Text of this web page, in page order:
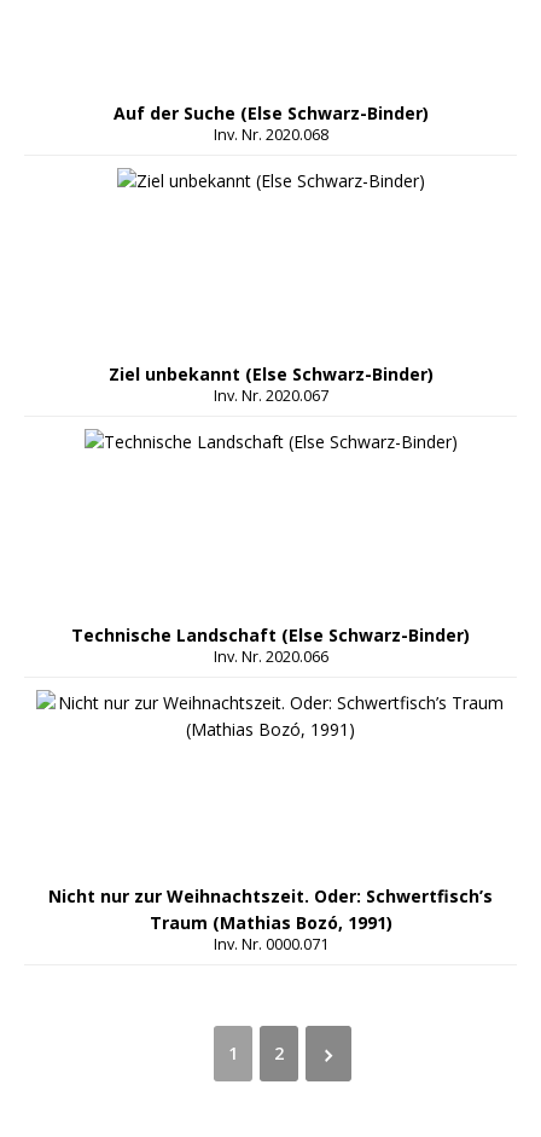
Auf der Suche (Else Schwarz-Binder)
Inv. Nr. 2020.068
Ziel unbekannt (Else Schwarz-Binder)
Inv. Nr. 2020.067
Technische Landschaft (Else Schwarz-Binder)
Inv. Nr. 2020.066
Nicht nur zur Weihnachtszeit. Oder: Schwertfisch’s
Traum (Mathias Bozó, 1991)
Inv. Nr. 0000.071
1 2